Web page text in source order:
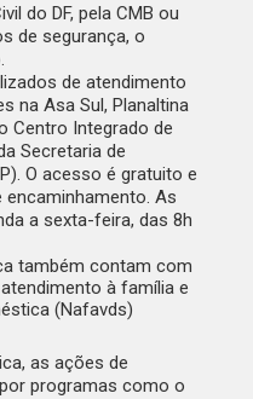
do DF, pela CMB ou
de segurança, o
de atendimento
na Asa Sul, Planaltina
Centro Integrado de
Secretaria de
O acesso é gratuito e
encaminhamento. As
a sexta-feira, das 8h
também contam com
à família e
(Nafavds)
as ações de
programas como o